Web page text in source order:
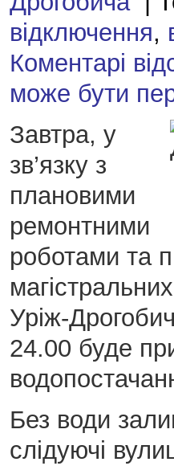
відключення,
Коментарі
може бути
Завтра, у
зв’язку з
плановими
ремонтними
роботами та
Уріж-
24.00 буде
Без води
слідуючі